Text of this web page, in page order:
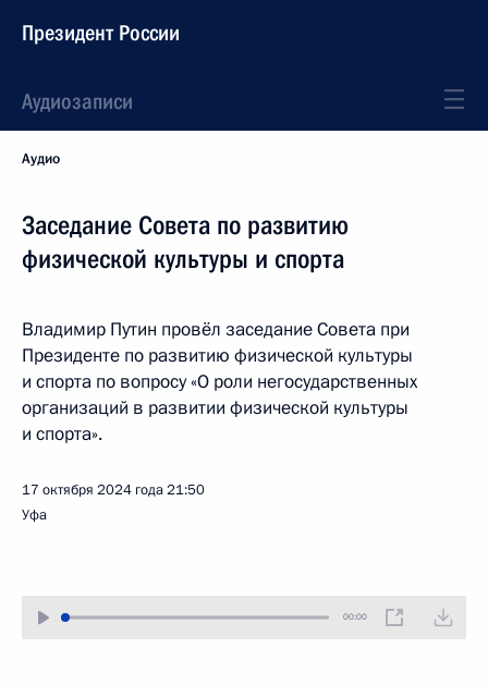
Президент России
Аудиозаписи
Аудио
Заседание Совета по развитию
физической культуры и спорта
Владимир Путин провёл заседание Совета при
Президенте по развитию физической культуры
и спорта по вопросу «О роли негосударственных
организаций в развитии физической культуры
и спорта».
17 октября 2024 года21:50
Уфа
00:00